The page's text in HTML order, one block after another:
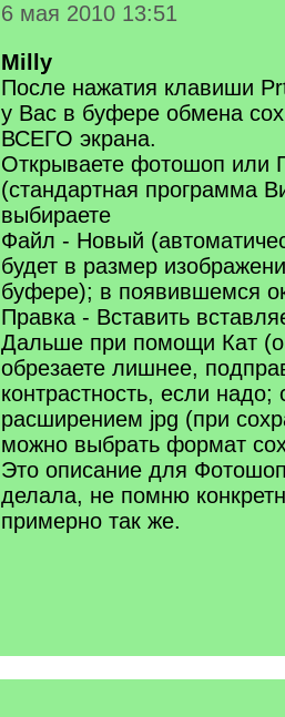
6 мая 2010 13:51
Milly
После нажатия клавиши
у Вас в буфере обмена
ВСЕГО экрана.
Открываете фотошоп или
(стандартная программа
выбираете
Файл - Новый
будет в размер
буфере); в появившемся
Правка - Вставить
Дальше при помощи Кат
обрезаете лишнее,
контрастность, если
расширением jpg (при
можно выбрать формат
Это описание для
делала, не помню
примерно так же.